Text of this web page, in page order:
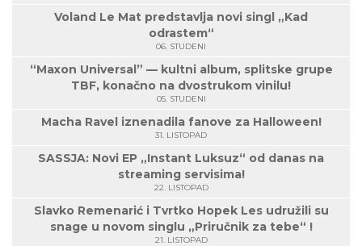
Voland Le Mat predstavlja novi singl „Kad
odrastem“
06. STUDENI
“Maxon Universal” — kultni album, splitske grupe
TBF, konačno na dvostrukom vinilu!
05. STUDENI
Macha Ravel iznenadila fanove za Halloween!
31. LISTOPAD
SASSJA: Novi EP „Instant Luksuz“ od danas na
streaming servisima!
22. LISTOPAD
Slavko Remenarić i Tvrtko Hopek Les udružili su
snage u novom singlu „Priručnik za tebe“ !
21. LISTOPAD